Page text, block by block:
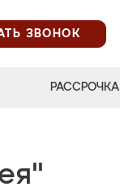
ЗВОНОК
РАССРОЧКА